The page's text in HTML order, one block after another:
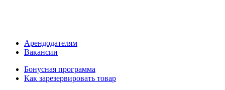
Арендодателям
Вакансии
Бонусная программа
Как зарезервировать товар